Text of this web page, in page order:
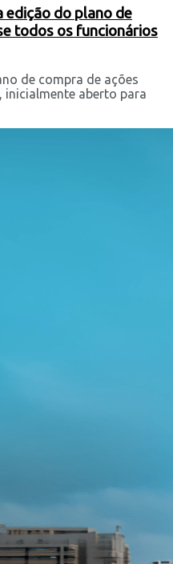
edição do plano de
todos os funcionários
de compra de ações
aberto para